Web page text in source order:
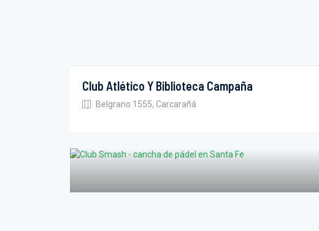
Club Atlético Y Biblioteca Campaña
Belgrano 1555, Carcarañá